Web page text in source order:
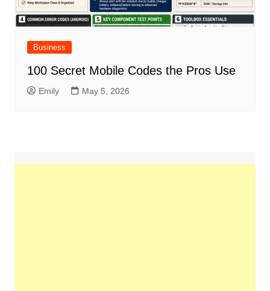
Business
100 Secret Mobile Codes the Pros Use
Emily May 5, 2026